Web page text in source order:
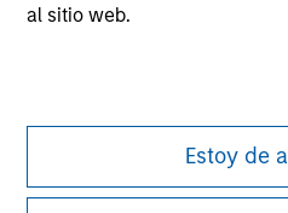
al sitio web.
Estoy de